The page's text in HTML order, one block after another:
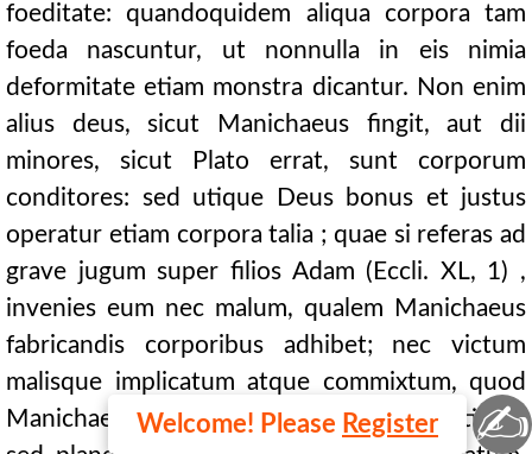
Welcome! Please Register
foeditate: quandoquidem aliqua corpora tam
foeda nascuntur, ut nonnulla in eis nimia
deformitate etiam monstra dicantur. Non enim
alius deus, sicut Manichaeus fingit, aut dii
minores, sicut Plato errat, sunt corporum
conditores: sed utique Deus bonus et justus
operatur etiam corpora talia ; quae si referas ad
grave jugum super filios Adam (Eccli. XL, 1) ,
invenies eum nec malum, qualem Manichaeus
fabricandis corporibus adhibet; nec victum
malisque implicatum atque commixtum, quod
Manichaeus de Deo bono credere non timet;
✍